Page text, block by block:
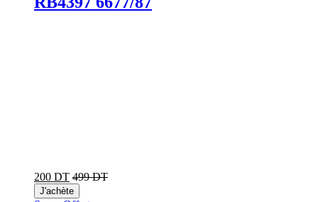
200 DT 499 DT
J'achète